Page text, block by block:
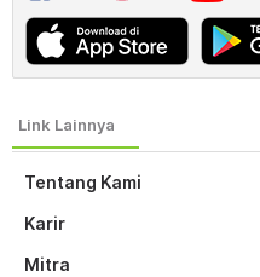
Tentang Kami
Karir
Mitra